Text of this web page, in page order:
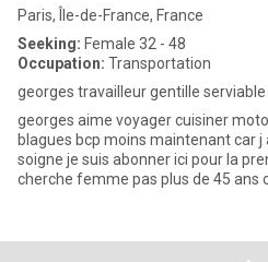
Paris, Île-de-France, France
Seeking: Female 32 - 48
Occupation: Transportation
georges travailleur gentille
georges aime voyager cuisiner moto voiture jardinage il aime les
blagues bcp moins maintenant car j
soigne je suis abonner ici pour la premiere fois aujour dhui je